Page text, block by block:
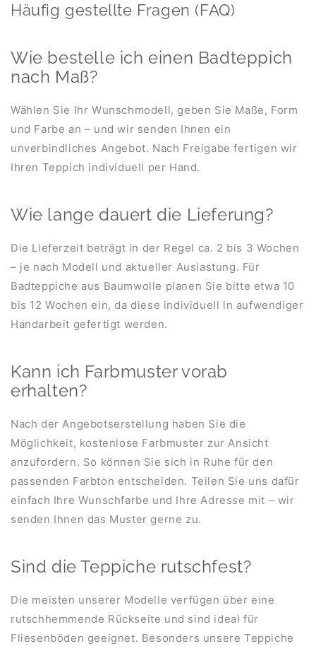
Häufig gestellte Fragen (FAQ)
Wie bestelle ich einen Badteppich
nach Maß?
Wählen Sie Ihr Wunschmodell, geben Sie Maße, Form
und Farbe an – und wir senden Ihnen ein
unverbindliches Angebot. Nach Freigabe fertigen wir
Ihren Teppich individuell per Hand.
Wie lange dauert die Lieferung?
Die Lieferzeit beträgt in der Regel ca. 2 bis 3 Wochen
– je nach Modell und aktueller Auslastung. Für
Badteppiche aus Baumwolle planen Sie bitte etwa 10
bis 12 Wochen ein, da diese individuell in aufwendiger
Handarbeit gefertigt werden.
Kann ich Farbmuster vorab
erhalten?
Nach der Angebotserstellung haben Sie die
Möglichkeit, kostenlose Farbmuster zur Ansicht
anzufordern. So können Sie sich in Ruhe für den
passenden Farbton entscheiden. Teilen Sie uns dafür
einfach Ihre Wunschfarbe und Ihre Adresse mit – wir
senden Ihnen das Muster gerne zu.
Sind die Teppiche rutschfest?
Die meisten unserer Modelle verfügen über eine
rutschhemmende Rückseite und sind ideal für
Fliesenböden geeignet. Besonders unsere Teppiche